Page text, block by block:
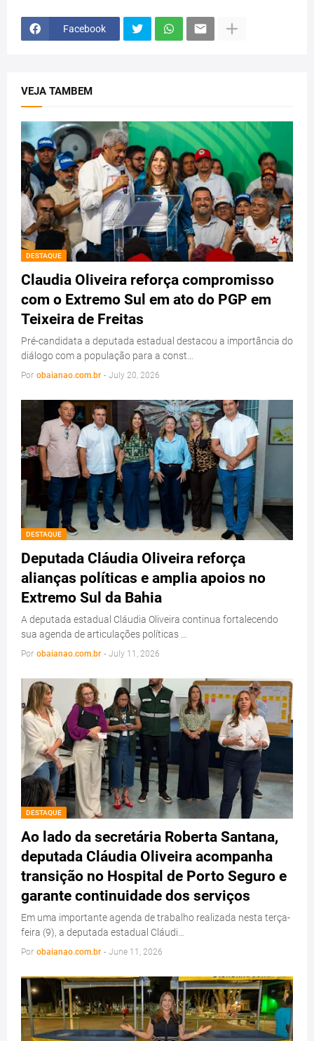
Facebook
VEJA TAMBEM
DESTAQUE
Claudia Oliveira reforça compromisso
com o Extremo Sul em ato do PGP em
Teixeira de Freitas
Pré-candidata a deputada estadual destacou a importância do
diálogo com a população para a const…
Por obaianao.com.br - July 20, 2026
DESTAQUE
Deputada Cláudia Oliveira reforça
alianças políticas e amplia apoios no
Extremo Sul da Bahia
A deputada estadual Cláudia Oliveira continua fortalecendo
sua agenda de articulações políticas …
Por obaianao.com.br - July 11, 2026
DESTAQUE
Ao lado da secretária Roberta Santana,
deputada Cláudia Oliveira acompanha
transição no Hospital de Porto Seguro e
garante continuidade dos serviços
Em uma importante agenda de trabalho realizada nesta terça-
feira (9), a deputada estadual Cláudi…
Por obaianao.com.br - June 11, 2026